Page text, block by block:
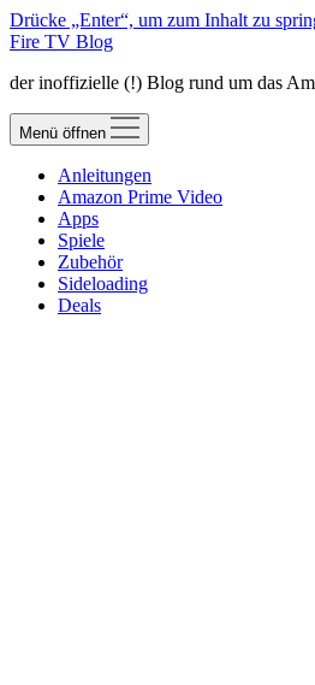
Drücke „Enter“, um zum Inhalt zu
Fire TV Blog
der inoffizielle (!) Blog rund um das
Menü öffnen
Anleitungen
Amazon Prime Video
Apps
Spiele
Zubehör
Sideloading
Deals